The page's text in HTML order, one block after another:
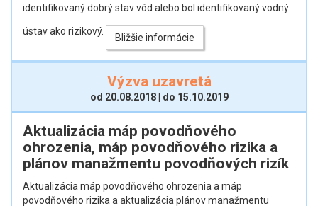
identifikovaný dobrý stav vôd alebo bol identifikovaný vodný
ústav ako rizikový.
Bližšie informácie
Výzva uzavretá
od 20.08.2018 | do 15.10.2019
Aktualizácia máp povodňového
ohrozenia, máp povodňového rizika a
plánov manažmentu povodňových rizík
Aktualizácia máp povodňového ohrozenia a máp
povodňového rizika a aktualizácia plánov manažmentu